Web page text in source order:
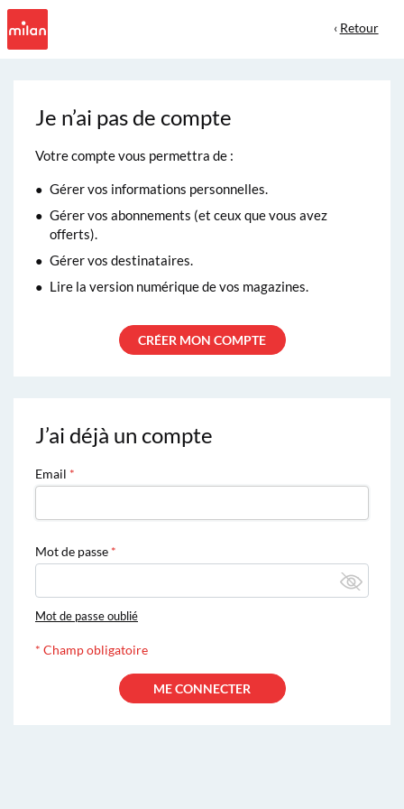
‹ Retour
J’ai déjà un compte
Email
Mot de passe
Mot de passe oublié
* Champ obligatoire
Je n’ai pas de compte
Votre compte vous permettra de :
Gérer vos informations personnelles.
Gérer vos abonnements (et ceux que vous avez
offerts).
Gérer vos destinataires.
Lire la version numérique de vos magazines.
CRÉER MON COMPTE